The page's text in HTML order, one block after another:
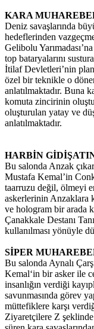
KARA
Deniz savaşlarında
hedeflerinden
Gelibolu
top bataryalarını
İtilaf Devletleri’nin
özel bir teknikle o
anlatılmaktadır. Buna
komuta zincirinin
oluşturulan yatay ve
anlatılmaktadır.
HARBİN
Bu salonda Anzak
Mustafa Kemal’in
taarruzu değil, ölmeyi
askerlerinin Anzaklara
ve hologram bir arada
Çanakkale Destanı
kullanılması yönüyle
SİPER
Bu salonda Aynalı
Kemal‘in bir asker ile
insanlığın verdiği
savunmasında görev
müttefiklere karşı
Ziyaretçilere Z